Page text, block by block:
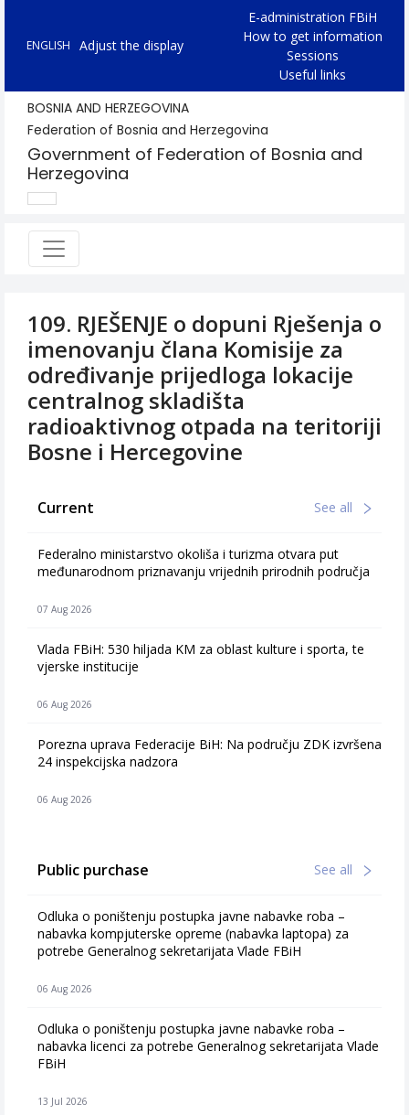
ENGLISH Adjust the display
E-administration FBiH
How to get information
Sessions
Useful links
BOSNIA AND HERZEGOVINA
Federation of Bosnia and Herzegovina
Government of Federation of Bosnia and
Herzegovina
109. RJEŠENJE o dopuni Rješenja o
imenovanju člana Komisije za
određivanje prijedloga lokacije
centralnog skladišta
radioaktivnog otpada na teritoriji
Bosne i Hercegovine
Current See all
Federalno ministarstvo okoliša i turizma otvara put
međunarodnom priznavanju vrijednih prirodnih područja
07 Aug 2026
Vlada FBiH: 530 hiljada KM za oblast kulture i sporta, te
vjerske institucije
06 Aug 2026
Porezna uprava Federacije BiH: Na području ZDK izvršena
24 inspekcijska nadzora
06 Aug 2026
Public purchase See all
Odluka o poništenju postupka javne nabavke roba –
nabavka kompjuterske opreme (nabavka laptopa) za
potrebe Generalnog sekretarijata Vlade FBiH
06 Aug 2026
Odluka o poništenju postupka javne nabavke roba –
nabavka licenci za potrebe Generalnog sekretarijata Vlade
FBiH
13 Jul 2026